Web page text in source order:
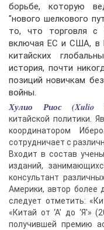
борьбе, которую
"нового шелкового
то, что торговля с
включая ЕС и США, в
китайских
история, почти
позиций новичкам
войны.
Хулио Риос (Xulio
китайской политики.
координатором
сотрудничает с
Входит в состав
изданий,
консультант
Америки, автор более
следует отметить:
«Китай от ‘А' до ‘Я'»
получившей премию